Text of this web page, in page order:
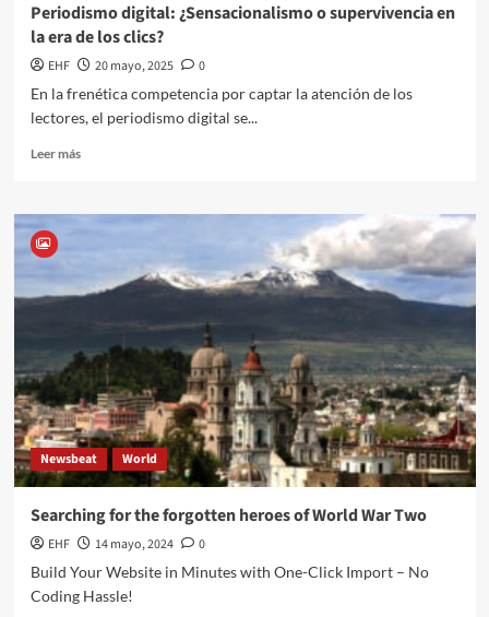
Periodismo digital: ¿Sensacionalismo o supervivencia en
la era de los clics?
EHF 20 mayo, 2025
0
En la frenética competencia por captar la atención de los
lectores, el periodismo digital se...
Leer más
Newsbeat World
Searching for the forgotten heroes of World War Two
EHF 14 mayo, 2024
0
Build Your Website in Minutes with One-Click Import – No
Coding Hassle!